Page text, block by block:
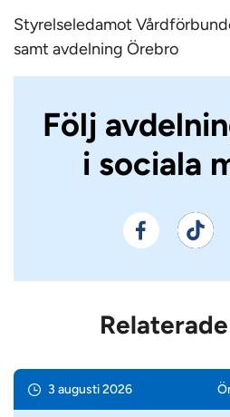
Styrelseledamot
samt avdelning Örebro
Följ
i sociala
3 augusti 2026